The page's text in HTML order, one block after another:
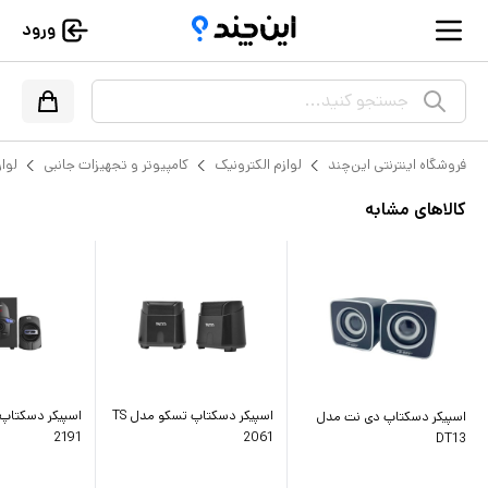
ورود
جستجو کنید...
فروشگاه اینترنتی این‌چند لوازم الکترونیک کامپیوتر و تجهیزات جانبی
کالاهای مشابه
اسپیکر دسکتاپ دی نت مدل
DT13
اسپیکر دسکتاپ تسکو مدل TS
2061
2191